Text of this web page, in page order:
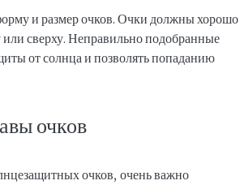
и размер очков. Очки должны хорошо
или сверху. Неправильно подобранные
от солнца и позволять попаданию
очков
очков, очень важно